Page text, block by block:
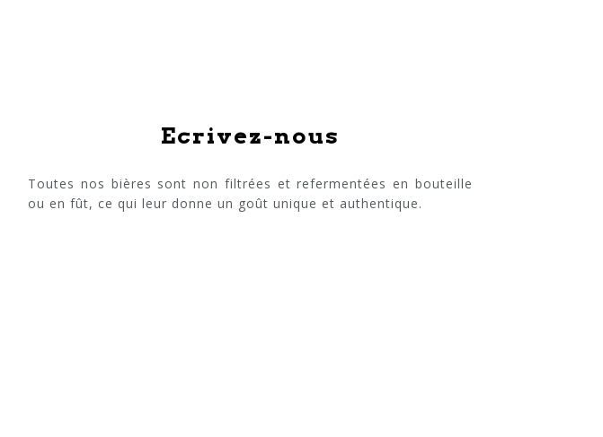
Ecrivez-nous
Toutes nos bières sont non filtrées et refermentées en bouteille
ou en fût, ce qui leur donne un goût unique et authentique.